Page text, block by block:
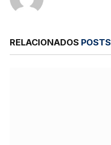
RELACIONADOS POSTS